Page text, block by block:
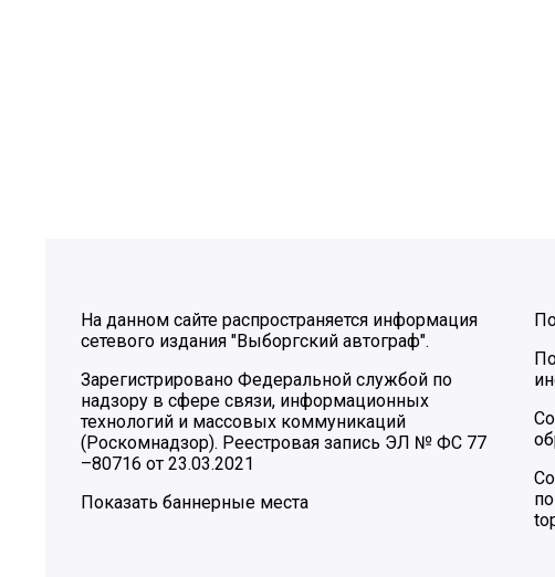
На данном сайте распространяется информация
сетевого издания "Выборгский автограф".
Зарегистрировано Федеральной службой по
надзору в сфере связи, информационных
технологий и массовых коммуникаций
(Роскомнадзор). Реестровая запись ЭЛ № ФС 77
–80716 от 23.03.2021
Показать баннерные места